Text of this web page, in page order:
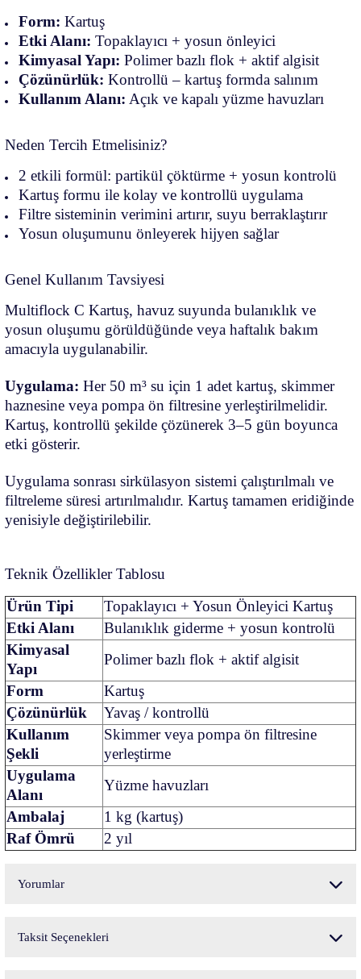
Form: Kartuş
Etki Alanı: Topaklayıcı + yosun önleyici
Kimyasal Yapı: Polimer bazlı flok + aktif algisit
Çözünürlük: Kontrollü – kartuş formda salınım
Kullanım Alanı: Açık ve kapalı yüzme havuzları
Neden Tercih Etmelisiniz?
2 etkili formül: partikül çöktürme + yosun kontrolü
Kartuş formu ile kolay ve kontrollü uygulama
Filtre sisteminin verimini artırır, suyu berraklaştırır
Yosun oluşumunu önleyerek hijyen sağlar
Genel Kullanım Tavsiyesi
Multiflock C Kartuş, havuz suyunda bulanıklık ve
yosun oluşumu görüldüğünde veya haftalık bakım
amacıyla uygulanabilir.
Uygulama: Her 50 m³ su için 1 adet kartuş, skimmer
haznesine veya pompa ön filtresine yerleştirilmelidir.
Kartuş, kontrollü şekilde çözünerek 3–5 gün boyunca
etki gösterir.
Uygulama sonrası sirkülasyon sistemi çalıştırılmalı ve
filtreleme süresi artırılmalıdır. Kartuş tamamen eridiğinde
yenisiyle değiştirilebilir.
Teknik Özellikler Tablosu
Ürün Tipi
Topaklayıcı + Yosun Önleyici Kartuş
Etki Alanı
Bulanıklık giderme + yosun kontrolü
Kimyasal
Yapı
Polimer bazlı flok + aktif algisit
Form
Kartuş
Çözünürlük
Yavaş / kontrollü
Kullanım
Şekli
Skimmer veya pompa ön filtresine
yerleştirme
Uygulama
Alanı
Yüzme havuzları
Ambalaj
1 kg (kartuş)
Raf Ömrü
2 yıl
Yorumlar
Taksit Seçenekleri